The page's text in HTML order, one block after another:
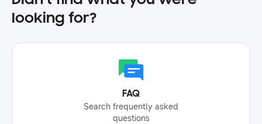
어 리더십을 공고히 하고 놀라운 사용자 경험이 일
상화되는 세상을 만들고자 합니다”라며 “본 행사가
이 될 인사이트를 얻는 시간이 되길 바랍니다”라는
인사말을 남겼습니다. 키노트는 삼성리서치 연구소
장 승현준 사장의 ‘삼성전자 선행 연구개발 기술 소
개’라는 주제로 시작되었습니다. 승현준 소장은 로
보틱스, ai, 헬스 스택, sr 트랜슬레이트, 타이젠 플
랫폼 등을 바탕으로 “삼성은 우리의 일상을 개선하
looking for?
FAQ
Search frequently asked
questions